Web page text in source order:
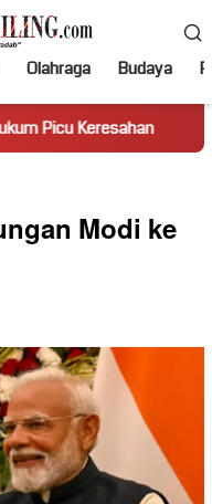
Olahraga Budaya
Truk Miring
Modi ke